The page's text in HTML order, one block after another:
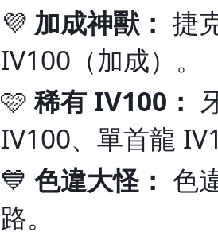
💜 加成神獸： 捷
IV100（加成）。
🩷稀有 IV100：
IV100、單首龍
💙 色違大怪： 色
路。